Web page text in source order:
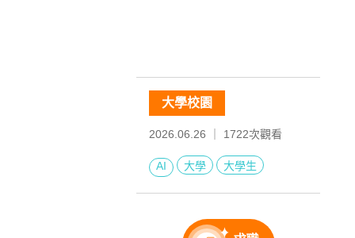
大學校園
2026.06.26 ｜ 1722次觀看
AI 大學 大學生